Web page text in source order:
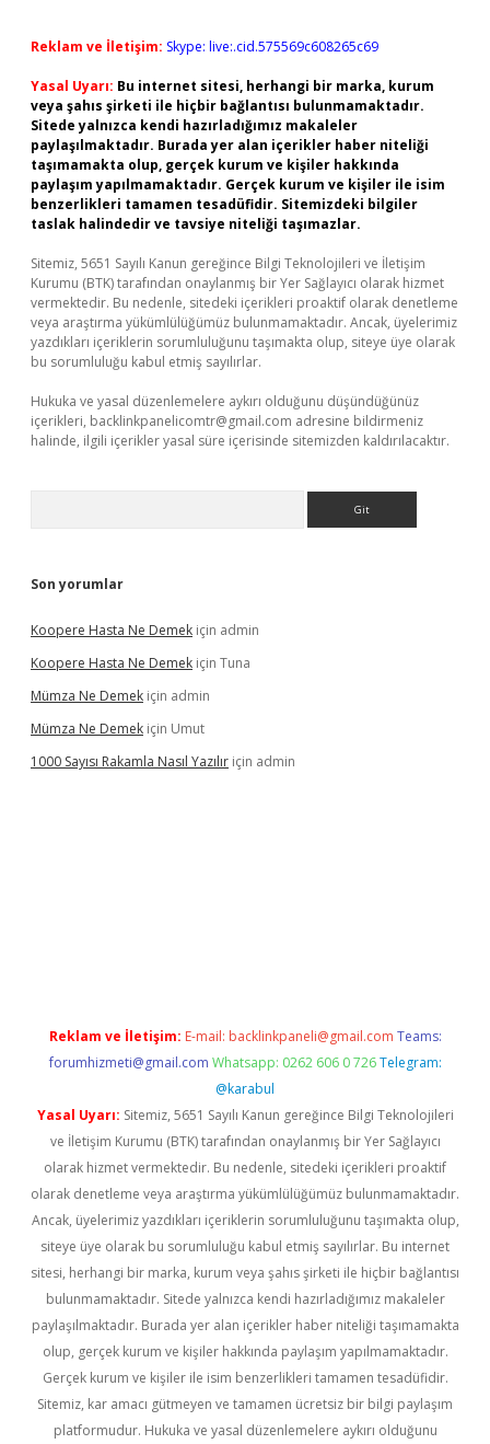
Reklam ve İletişim: Skype: live:.cid.575569c608265c69
Yasal Uyarı: Bu internet sitesi, herhangi bir marka, kurum
veya şahıs şirketi ile hiçbir bağlantısı bulunmamaktadır.
Sitede yalnızca kendi hazırladığımız makaleler
paylaşılmaktadır. Burada yer alan içerikler haber niteliği
taşımamakta olup, gerçek kurum ve kişiler hakkında
paylaşım yapılmamaktadır. Gerçek kurum ve kişiler ile isim
benzerlikleri tamamen tesadüfidir. Sitemizdeki bilgiler
taslak halindedir ve tavsiye niteliği taşımazlar.
Sitemiz, 5651 Sayılı Kanun gereğince Bilgi Teknolojileri ve İletişim
Kurumu (BTK) tarafından onaylanmış bir Yer Sağlayıcı olarak hizmet
vermektedir. Bu nedenle, sitedeki içerikleri proaktif olarak denetleme
veya araştırma yükümlülüğümüz bulunmamaktadır. Ancak, üyelerimiz
yazdıkları içeriklerin sorumluluğunu taşımakta olup, siteye üye olarak
bu sorumluluğu kabul etmiş sayılırlar.
Hukuka ve yasal düzenlemelere aykırı olduğunu düşündüğünüz
içerikleri, backlinkpanelicomtr@gmail.com adresine bildirmeniz
halinde, ilgili içerikler yasal süre içerisinde sitemizden kaldırılacaktır.
Son yorumlar
Koopere Hasta Ne Demek için admin
Koopere Hasta Ne Demek için Tuna
Mümza Ne Demek için admin
Mümza Ne Demek için Umut
1000 Sayısı Rakamla Nasıl Yazılır için admin
Reklam ve İletişim: E-mail: backlinkpaneli@gmail.com Teams:
forumhizmeti@gmail.com Whatsapp: 0262 606 0 726 Telegram:
@karabul
Yasal Uyarı: Sitemiz, 5651 Sayılı Kanun gereğince Bilgi Teknolojileri
ve İletişim Kurumu (BTK) tarafından onaylanmış bir Yer Sağlayıcı
olarak hizmet vermektedir. Bu nedenle, sitedeki içerikleri proaktif
olarak denetleme veya araştırma yükümlülüğümüz bulunmamaktadır.
Ancak, üyelerimiz yazdıkları içeriklerin sorumluluğunu taşımakta olup,
siteye üye olarak bu sorumluluğu kabul etmiş sayılırlar. Bu internet
sitesi, herhangi bir marka, kurum veya şahıs şirketi ile hiçbir bağlantısı
bulunmamaktadır. Sitede yalnızca kendi hazırladığımız makaleler
paylaşılmaktadır. Burada yer alan içerikler haber niteliği taşımamakta
olup, gerçek kurum ve kişiler hakkında paylaşım yapılmamaktadır.
Gerçek kurum ve kişiler ile isim benzerlikleri tamamen tesadüfidir.
Sitemiz, kar amacı gütmeyen ve tamamen ücretsiz bir bilgi paylaşım
platformudur. Hukuka ve yasal düzenlemelere aykırı olduğunu